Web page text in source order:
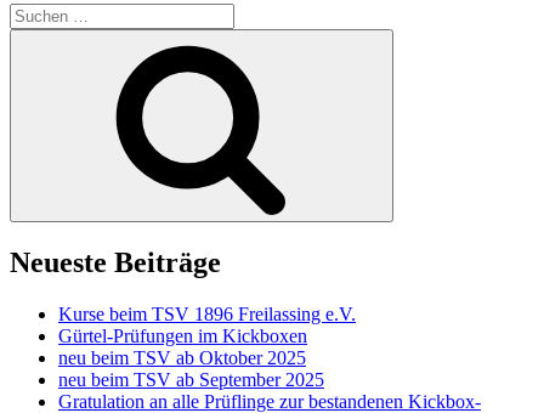
Suchen
nach:
Neueste Beiträge
Kurse beim TSV 1896 Freilassing e.V.
Gürtel-Prüfungen im Kickboxen
neu beim TSV ab Oktober 2025
neu beim TSV ab September 2025
Gratulation an alle Prüflinge zur bestandenen Kickbox-